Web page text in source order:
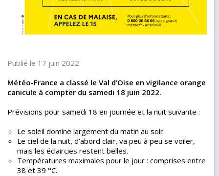
Publié le 17 juin 2022
Météo-France a classé le Val d’Oise en vigilance orange
canicule à compter du samedi 18 juin 2022.
Prévisions pour samedi 18 en journée et la nuit suivante :
Le soleil domine largement du matin au soir.
Le ciel de la nuit, d’abord clair, va peu à peu se voiler,
mais les éclaircies restent belles.
Températures maximales pour le jour : comprises entre
38 et 39 °C.